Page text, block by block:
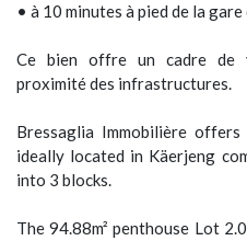
• à 10 minutes à pied de la
Ce bien offre un cadre de
proximité des infrastructures.
Bressaglia Immobilière
ideally located in Käerjeng
into 3 blocks.
The 94.88m² penthouse Lot